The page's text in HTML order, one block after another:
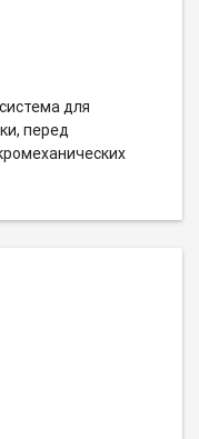
для
перед